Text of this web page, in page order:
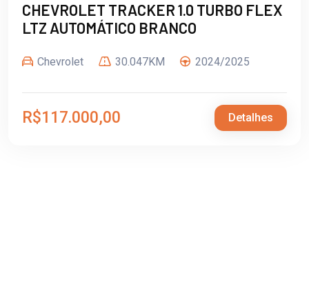
CHEVROLET TRACKER 1.0 TURBO FLEX
LTZ AUTOMÁTICO BRANCO
Chevrolet 30.047KM 2024/2025
R$117.000,00 Detalhes